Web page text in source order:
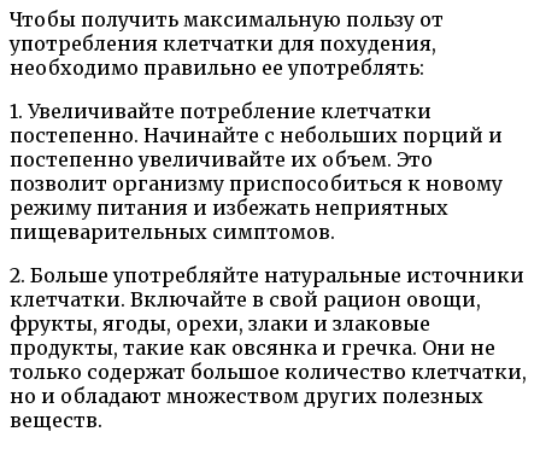
Чтобы получить максимальную пользу от
употребления клетчатки для похудения,
необходимо правильно ее употреблять:
1. Увеличивайте потребление клетчатки
постепенно. Начинайте с небольших порций и
постепенно увеличивайте их объем. Это
позволит организму приспособиться к новому
режиму питания и избежать неприятных
пищеварительных симптомов.
2. Больше употребляйте натуральные источники
клетчатки. Включайте в свой рацион овощи,
фрукты, ягоды, орехи, злаки и злаковые
продукты, такие как овсянка и гречка. Они не
только содержат большое количество клетчатки,
но и обладают множеством других полезных
веществ.